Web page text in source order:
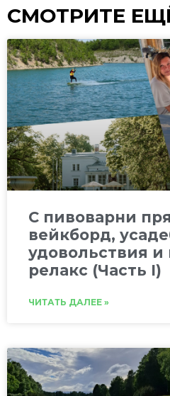
СМОТРИТЕ
C пивоварни
вейкборд,
удовольствия
релакс (Часть I)
ЧИТАТЬ ДАЛЕЕ »